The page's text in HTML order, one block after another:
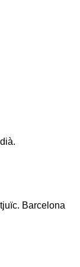
Barcelona